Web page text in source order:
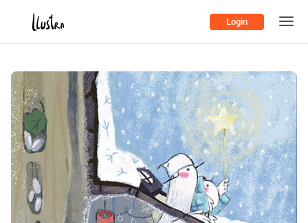
Login